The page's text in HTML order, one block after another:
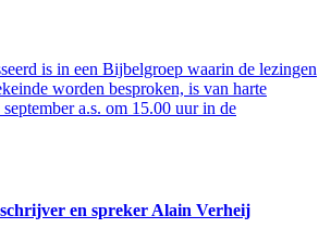
is in een Bijbelgroep waarin de lezingen
worden besproken, is van harte
a.s. om 15.00 uur in de
schrijver en spreker Alain Verheij